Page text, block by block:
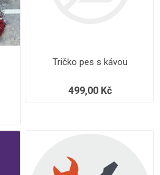
Tričko pes s kávou
499,00 Kč